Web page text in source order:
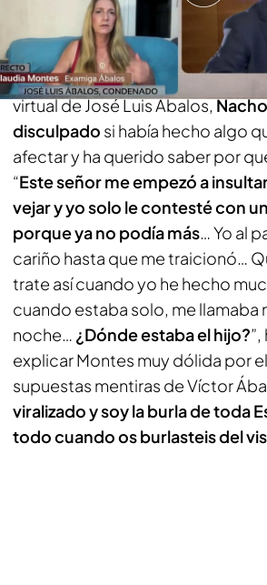
prima carnal de mi mujer”
Ante el dolor de la que fuera Miss
virtual de José Luis Ábalos,
disculpado si había hecho algo
afectar y ha querido saber por
“Este señor me empezó a
vejar y yo solo le contesté con
porque ya no podía más… Yo al
cariño hasta que me traicionó…
trate así cuando yo he hecho
cuando estaba solo, me llamaba
noche… ¿Dónde estaba el hijo?
explicar Montes muy dólida por
supuestas mentiras de Víctor
viralizado y soy la burla de toda
todo cuando os burlasteis del